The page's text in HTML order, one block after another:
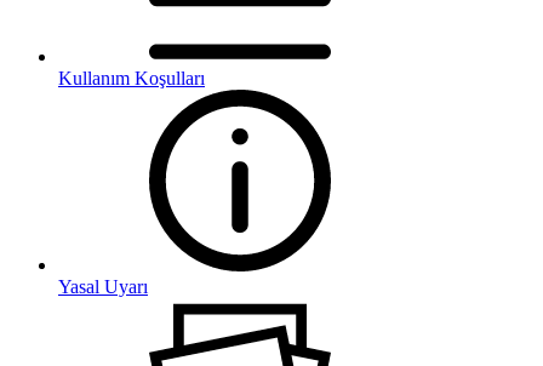
Kullanım Koşulları
Yasal Uyarı